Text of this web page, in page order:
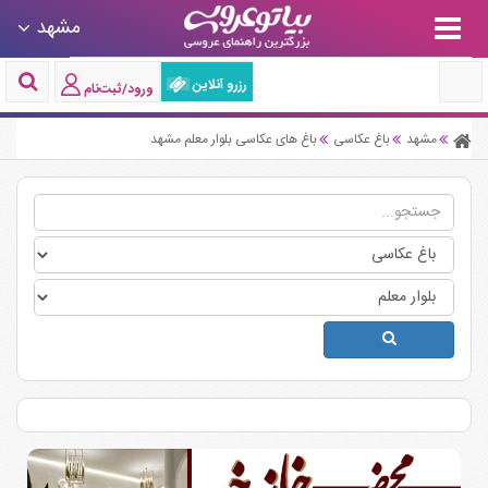
مشهد
رزرو آنلاین ورود/ثبت‌نام
مشهد باغ عکاسی باغ های عکاسی بلوار معلم مشهد